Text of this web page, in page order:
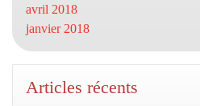
avril 2018
janvier 2018
Articles récents